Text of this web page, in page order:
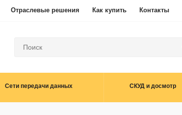
Отраслевые решения Как купить Контакты
Сети передачи данных СКУД и досмотр